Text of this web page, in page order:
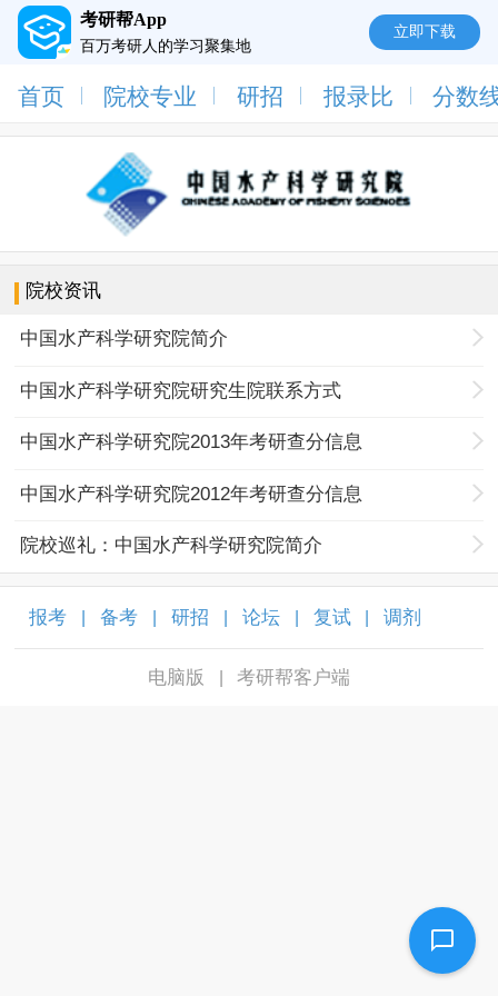
考研帮App
百万考研人的学习聚集地
立即下载
首页 院校专业 研招 报录比 分数
院校资讯
中国水产科学研究院简介
中国水产科学研究院研究生院联系方式
中国水产科学研究院2013年考研查分信息
中国水产科学研究院2012年考研查分信息
院校巡礼：中国水产科学研究院简介
报考 备考 研招 论坛 复试 调剂
电脑版 考研帮客户端